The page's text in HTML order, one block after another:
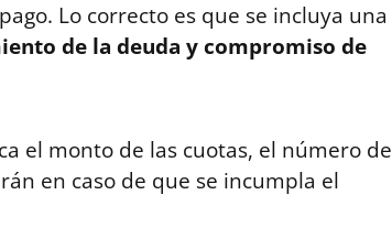
Lo correcto es que se incluya una
de la deuda y compromiso de
el monto de las cuotas, el número de
en caso de que se incumpla el